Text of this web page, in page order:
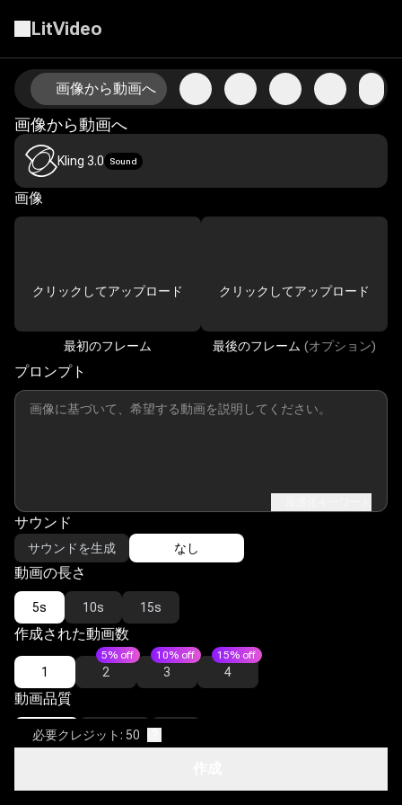
LitVideo
画像から動画へ
画像から動画へ
AI画像から動画技術で写真をアニメーション化
Kling 3.0 Sound
画像
クリックしてアップロード
最初のフレーム
クリックしてアップロード
最後のフレーム (オプション)
プロンプト
サウンド
サウンドを生成 なし
動画の長さ
5s 10s 15s
作成された動画数
1 2
5% off
3
10% off
4
15% off
動画品質
720P 1080P
必要クレジット: 50